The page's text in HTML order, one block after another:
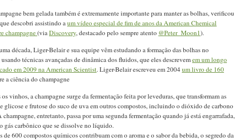
bem gelada também é extremamente importante para manter as bolhas, verificou
descobri assistindo aum vídeo especial de fim de anos da American Chemical
champagne(viaDiscovery, destacado pelo sempre atento @Peter_Moon1).
década, Liger-Belair e sua equipe vêm estudando a formação das bolhas no
técnicas avançadas de dinâmica dos fluidos, que eles descrevemem um longo
em 2009 na American Scientist. Liger-Belair escreveu em 2004um livro de 160
a ciência do champagne
vinhos, a champagne surge da fermentação feita por leveduras, que transformam as
glicose e frutose do suco de uva em outros compostos, incluindo o dióxido de carbono
champagne, entretanto, passa por uma segunda fermentação quando já está engarrafada,
gás carbônico que se dissolve no líquido.
de 600 compostos químicos contribuam com o aroma e o sabor da bebida, o segredo da